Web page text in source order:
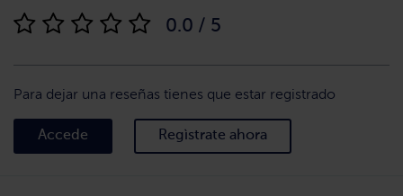
0.0 / 5
Para dejar una reseñas tienes que estar registrado
Accede Regìstrate ahora